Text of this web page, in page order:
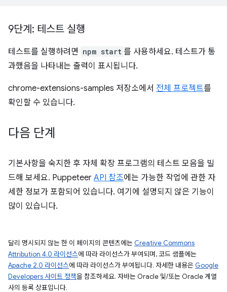
9단계: 테스트 실행
테스트를 실행하려면 npm start 를 사용하세요. 테스트가 통
과했음을 나타내는 출력이 표시됩니다.
chrome-extensions-samples 저장소에서 전체 프로젝트를
확인할 수 있습니다.
다음 단계
기본사항을 숙지한 후 자체 확장 프로그램의 테스트 모음을 빌
드해 보세요. Puppeteer API 참조에는 가능한 작업에 관한 자
세한 정보가 포함되어 있습니다. 여기에 설명되지 않은 기능이
많이 있습니다.
달리 명시되지 않는 한 이 페이지의 콘텐츠에는 Creative Commons
Attribution 4.0 라이선스에 따라 라이선스가 부여되며, 코드 샘플에는
Apache 2.0 라이선스에 따라 라이선스가 부여됩니다. 자세한 내용은 Google
Developers 사이트 정책을 참조하세요. 자바는 Oracle 및/또는 Oracle 계열
사의 등록 상표입니다.